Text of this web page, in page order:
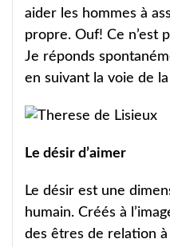
aider les hommes à
propre. Ouf! Ce n’est
Je réponds
en suivant la voie de
Le désir d’aimer
Le désir est une
humain. Créés à
des êtres de relation